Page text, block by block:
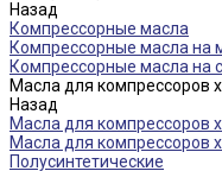
Назад
Компрессорные масла
Компрессорные масла на
Компрессорные масла на
Масла для компрессоров
Назад
Масла для компрессоров
Масла для компрессоров
Полусинтетические